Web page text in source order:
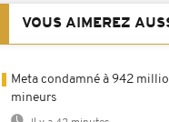
VOUS AIMEREZ
Meta condamné à 942
mineurs